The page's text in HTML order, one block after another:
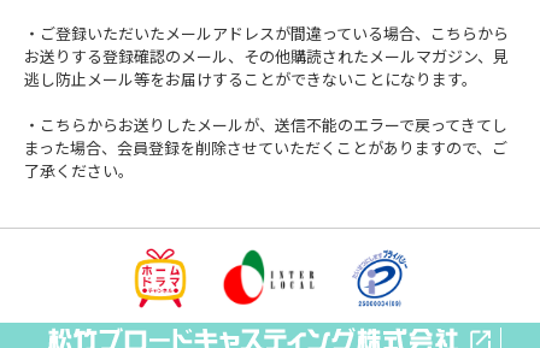
・ご登録いただいたメールアドレスが間違っている場合、こちらから
お送りする登録確認のメール、その他購読されたメールマガジン、見
逃し防止メール等をお届けすることができないことになります。
・こちらからお送りしたメールが、送信不能のエラーで戻ってきてし
まった場合、会員登録を削除させていただくことがありますので、ご
了承ください。